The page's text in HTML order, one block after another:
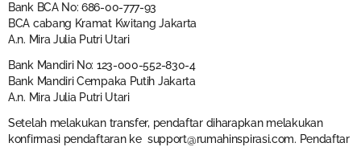
Bank BCA No: 686-00-777-93
BCA cabang Kramat Kwitang Jakarta
A.n. Mira Julia Putri Utari
Bank Mandiri No: 123-000-552-830-4
Bank Mandiri Cempaka Putih Jakarta
A.n. Mira Julia Putri Utari
Setelah melakukan transfer, pendaftar diharapkan melakukan
konfirmasi pendaftaran ke support@rumahinspirasi.com. Pendaftar